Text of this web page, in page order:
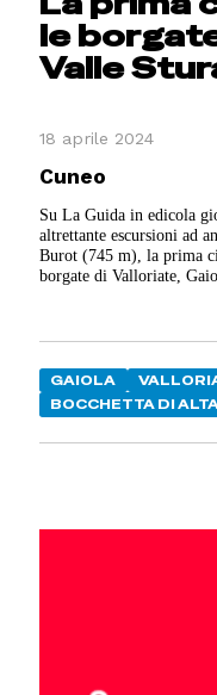
le
Valle
18 aprile 2024
Cuneo
Su La Guida in edicola
altrettante escursioni ad
Burot (745 m), la prima
borgate di Valloriate,
GAIOLA
BOCCHETTA DI